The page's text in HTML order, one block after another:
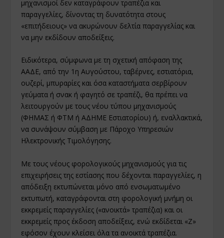
μηχανισμοί δεν καταγράφουν τραπέζια και
παραγγελίες, δίνοντας τη δυνατότητα στους
«επιτήδειους» να ακυρώνουν δελτία παραγγελίας και
να μην εκδίδουν αποδείξεις.
Ειδικότερα, σύμφωνα με τη σχετική απόφαση της
ΑΑΔΕ, από την 1η Αυγούστου, ταβέρνες, εστιατόρια,
ουζερί, μπυραρίες και όσα καταστήματα σερβίρουν
γεύματα ή σνακ ή φαγητό σε τραπέζι, θα πρέπει να
λειτουργούν με τους νέου τύπου μηχανισμούς
(ΦΗΜΑΣ ή ΦΤΜ ή ΑΔΗΜΕ Εστιατορίου) ή, εναλλακτικά,
να συνάψουν σύμβαση με Πάροχο Υπηρεσιών
Ηλεκτρονικής Τιμολόγησης.
Με τους νέους φορολογικούς μηχανισμούς για τις
επιχειρήσεις της εστίασης που δέχονται παραγγελίες, η
απόδειξη εκτυπώνεται μόνο από ενσωματωμένο
εκτυπωτή, καταγράφονται στη φορολογική μνήμη οι
εκκρεμείς παραγγελίες («ανοικτά» τραπέζια) και οι
εκκρεμείς προς έκδοση αποδείξεις, ενώ εκδίδεται «Z»
εφόσον έχουν κλείσει όλα τα ανοικτά τραπέζια.